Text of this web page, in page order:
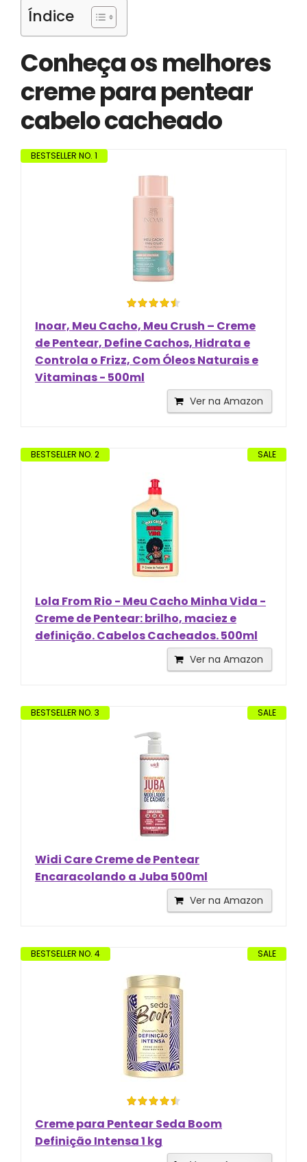
Índice
Conheça os melhores
creme para pentear
cabelo cacheado
BESTSELLER NO. 1
Inoar, Meu Cacho, Meu Crush – Creme
de Pentear, Define Cachos, Hidrata e
Controla o Frizz, Com Óleos Naturais e
Vitaminas - 500ml
Ver na Amazon
SALE
BESTSELLER NO. 2
Lola From Rio - Meu Cacho Minha Vida -
Creme de Pentear: brilho, maciez e
definição. Cabelos Cacheados. 500ml
Ver na Amazon
SALE
BESTSELLER NO. 3
Widi Care Creme de Pentear
Encaracolando a Juba 500ml
Ver na Amazon
SALE
BESTSELLER NO. 4
Creme para Pentear Seda Boom
Definição Intensa 1 kg